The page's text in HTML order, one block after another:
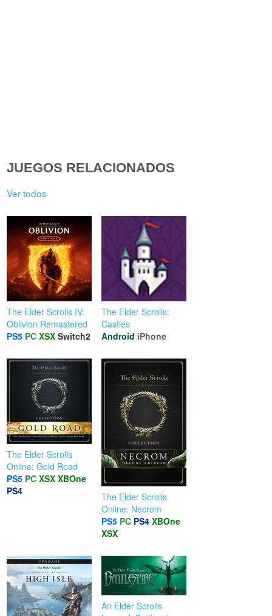
JUEGOS RELACIONADOS
Ver todos
The Elder Scrolls IV:
Oblivion Remastered
PS5 PC XSX Switch2
The Elder Scrolls:
Castles
Android iPhone
The Elder Scrolls
Online: Gold Road
PS5 PC XSX XBOne
PS4
The Elder Scrolls
Online: Necrom
PS5 PC PS4 XBOne
XSX
An Elder Scrolls